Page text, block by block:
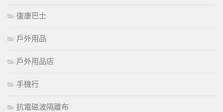
復康巴士
戶外用品
戶外用品店
手機行
抗電磁波隔離布